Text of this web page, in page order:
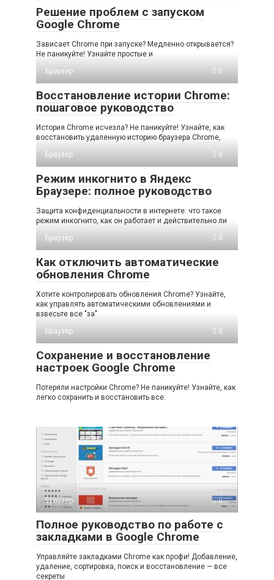
Решение проблем с запуском
Google Chrome
Зависает Chrome при запуске? Медленно открывается?
Не паникуйте! Узнайте простые и
Браузер
0
Восстановление истории Chrome:
пошаговое руководство
История Chrome исчезла? Не паникуйте! Узнайте, как
восстановить удаленную историю браузера Chrome,
Браузер
0
Режим инкогнито в Яндекс
Браузере: полное руководство
Защита конфиденциальности в интернете: что такое
режим инкогнито, как он работает и действительно ли
Браузер
0
Как отключить автоматические
обновления Chrome
Хотите контролировать обновления Chrome? Узнайте,
как управлять автоматическими обновлениями и
взвесьте все "за"
Браузер
0
Сохранение и восстановление
настроек Google Chrome
Потеряли настройки Chrome? Не паникуйте! Узнайте, как
легко сохранить и восстановить все:
Браузер 0
Полное руководство по работе с
закладками в Google Chrome
Управляйте закладками Chrome как профи! Добавление,
удаление, сортировка, поиск и восстановление — все
секреты